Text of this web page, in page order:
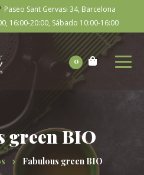
Paseo Sant Gervasi 34, Barcelona
16:00-20:00, Sábado 10:00-16:00
0
green BIO
Fabulous green BIO